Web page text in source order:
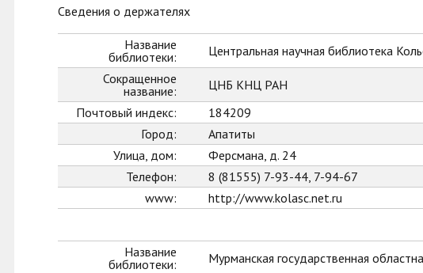
Сведения о держателях
Название
библиотеки:
Центральная научная библиотека
Сокращенное
название:
ЦНБ КНЦ РАН
Почтовый индекс:
184209
Город:
Апатиты
Улица, дом:
Ферсмана, д. 24
Телефон:
8 (81555) 7-93-44, 7-94-67
www:
http://www.kolasc.net.ru
Название
библиотеки:
Мурманская государственная